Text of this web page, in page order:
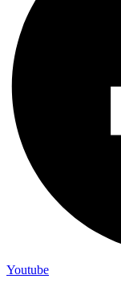
Youtube